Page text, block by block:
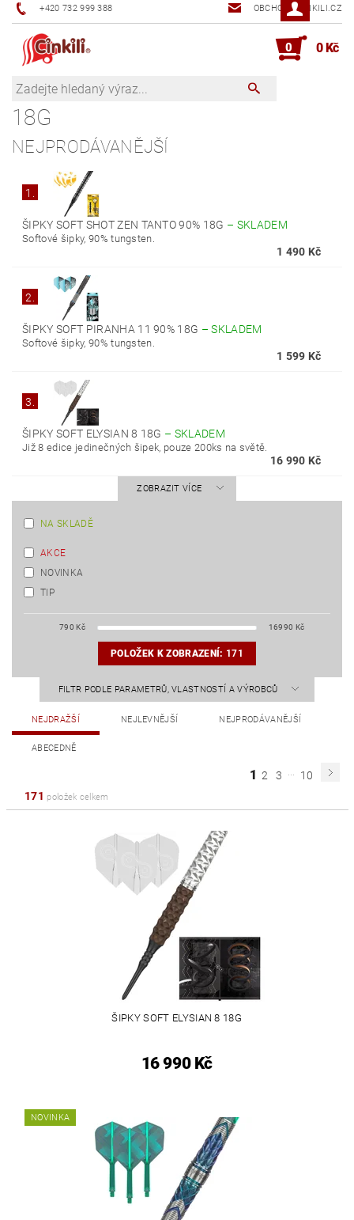
+420 732 999 388 OBCHOD@CINKILI.CZ
0 0 Kč
18G
NEJPRODÁVANĚJŠÍ
1.
ŠIPKY SOFT SHOT ZEN TANTO 90% 18G – SKLADEM
Softové šipky, 90% tungsten.
1 490 Kč
2.
ŠIPKY SOFT PIRANHA 11 90% 18G –SKLADEM
Softové šipky, 90% tungsten.
1 599 Kč
3.
ŠIPKY SOFT ELYSIAN 8 18G – SKLADEM
Již 8 edice jedinečných šipek, pouze 200ks na světě.
16 990 Kč
ZOBRAZIT VÍCE
NA SKLADĚ
AKCE
NOVINKA
TIP
790 Kč 16990 Kč
POLOŽEK K ZOBRAZENÍ: 171
FILTR PODLE PARAMETRŮ, VLASTNOSTÍ A VÝROBCŮ
NEJDRAŽŠÍ NEJLEVNĚJŠÍ NEJPRODÁVANĚJŠÍ
ABECEDNĚ
1 2 3 ... 10
171 položek celkem
ŠIPKY SOFT ELYSIAN 8 18G
16 990 Kč
NOVINKA